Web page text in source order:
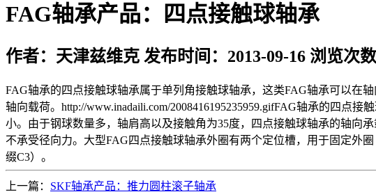
FAG轴承产品：四点接触球轴承
作者：天津兹维克 发布时间：2013-09-16 浏览次
FAG轴承的四点接触球轴承属于单列角接触球轴承，这类FAG轴承可以在
轴向载荷。http://www.inadaili.com/2008416195235959.gifFAG轴承的四点
小。由于钢球数量多，轴肩高以及接触角为35度，四点接触球轴承的轴向
不承受径向力。大型FAG四点接触球轴承外圈有两个定位槽，用于固定外
缀C3）。
上一篇： SKF轴承产品：推力圆柱滚子轴承